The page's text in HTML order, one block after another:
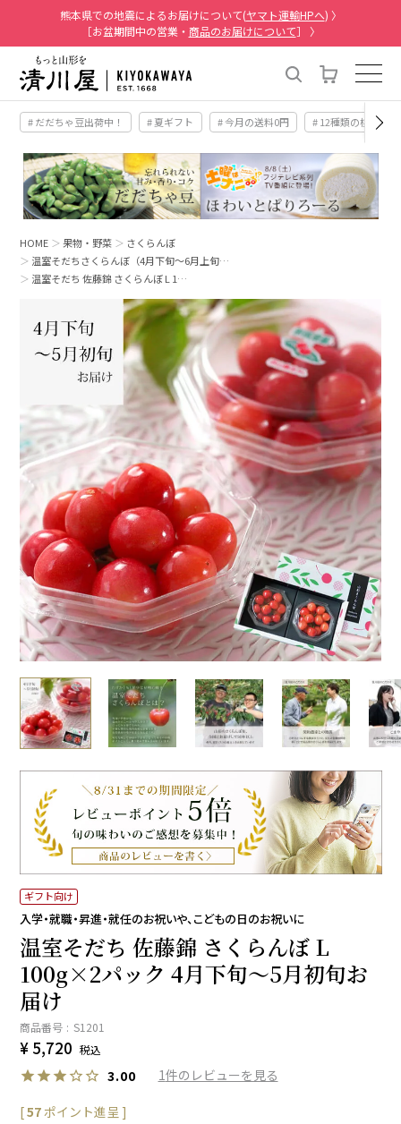
熊本県での地震によるお届けについて(ヤマト運輸HPへ) 〉
［お盆期間中の営業・ 商品のお届けについて］ 〉
# だだちゃ豆出荷中！ # 夏ギフト # 今月の送料0円 # 12種類の桃
HOME 果物・野菜
さくらんぼ
温室そだちさくらんぼ（4月下旬～6月上旬…
温室そだち 佐藤錦 さくらんぼ L 1…
ギフト向け
入学・就職・昇進・就任のお祝いや、こどもの日のお祝いに
温室そだち 佐藤錦 さくらんぼ L
100g×2パック 4月下旬～5月初旬お
届け
商品番号 S1201
¥ 5,720 税込
3.00 1
[57ポイント進呈 ]